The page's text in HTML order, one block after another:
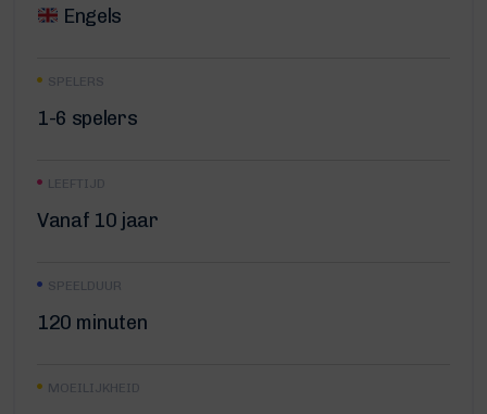
Engels
SPELERS
1-6 spelers
LEEFTIJD
Vanaf 10 jaar
SPEELDUUR
120 minuten
MOEILIJKHEID